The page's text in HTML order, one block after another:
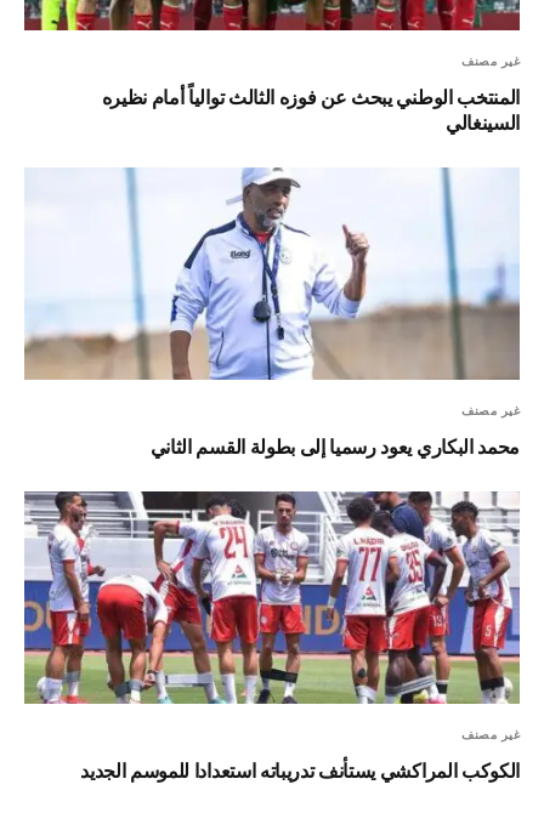
غير مصنف
المنتخب الوطني يبحث عن فوزه الثالث توالياً أمام نظيره
السينغالي
غير مصنف
محمد البكاري يعود رسميا إلى بطولة القسم الثاني
غير مصنف
الكوكب المراكشي يستأنف تدريباته استعدادا للموسم الجديد